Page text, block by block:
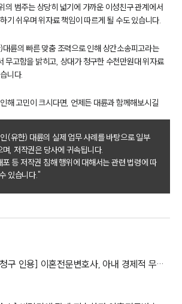
부소개
대륜의 강점
오시는 길
글로벌 파트너 로펌
고객의 소리
통합검색
AI대륜
이혼 법률정보
의 범주는 상당히 넓기에 가까운 이성친구 관계에서
기 쉬우며 위자료 책임이 따르게 될 수도 있습니다.
륜의 빠른 맞춤 조력으로 인해 상간소송피고라는
무고함을 밝히고, 상대가 청구한 수천만원대 위자료
니다.
해 고민이 크시다면, 언제든 대륜과 함께해보시길
(유한) 대륜의 실제 업무 사례를 바탕으로 일부
, 저작권은 당사에 귀속됩니다.
포 등 저작권 침해 행위에 대해서는 관련 법령에 따
있습니다."
[이혼양육비, 위자료청구 인용] 이혼전문변호사, 아내 경제적 무책임 강조하여 청구 모두 인용